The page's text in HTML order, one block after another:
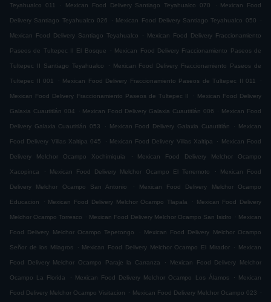
Teyahualco 011 . Mexican Food Delivery Santiago Teyahualco 070 . Mexican Food
Delivery Santiago Teyahualco 026 . Mexican Food Delivery Santiago Teyahualco 050 .
Mexican Food Delivery Santiago Teyahualco . Mexican Food Delivery Fraccionamiento
Paseos de Tultepec II El Bosque . Mexican Food Delivery Fraccionamiento Paseos de
Tultepec II Santiago Teyahualco . Mexican Food Delivery Fraccionamiento Paseos de
Tultepec II 001 . Mexican Food Delivery Fraccionamiento Paseos de Tultepec II 011 .
Mexican Food Delivery Fraccionamiento Paseos de Tultepec II . Mexican Food Delivery
Galaxia Cuautitlán 004 . Mexican Food Delivery Galaxia Cuautitlán 006 . Mexican Food
Delivery Galaxia Cuautitlán 053 . Mexican Food Delivery Galaxia Cuautitlán . Mexican
Food Delivery Villas Xaltipa 045 . Mexican Food Delivery Villas Xaltipa . Mexican Food
Delivery Melchor Ocampo Xochimiquia . Mexican Food Delivery Melchor Ocampo
Xacopinca . Mexican Food Delivery Melchor Ocampo El Terremoto . Mexican Food
Delivery Melchor Ocampo San Antonio . Mexican Food Delivery Melchor Ocampo
Educacion . Mexican Food Delivery Melchor Ocampo Tlapala . Mexican Food Delivery
Melchor Ocampo Torresco . Mexican Food Delivery Melchor Ocampo San Isidro . Mexican
Food Delivery Melchor Ocampo Tepetongo . Mexican Food Delivery Melchor Ocampo
Señor de los Milagros . Mexican Food Delivery Melchor Ocampo El Mirador . Mexican
Food Delivery Melchor Ocampo Paraje la Carranza . Mexican Food Delivery Melchor
Ocampo La Florida . Mexican Food Delivery Melchor Ocampo Los Álamos . Mexican
Food Delivery Melchor Ocampo Visitacion . Mexican Food Delivery Melchor Ocampo 023 .